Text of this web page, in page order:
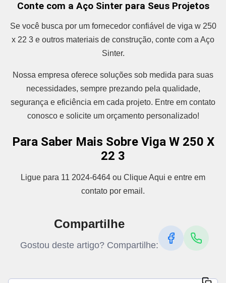
Conte com a Aço Sinter para Seus Projetos
Se você busca por um fornecedor confiável de viga w 250
x 22 3 e outros materiais de construção, conte com a Aço
Sinter.
Nossa empresa oferece soluções sob medida para suas
necessidades, sempre prezando pela qualidade,
segurança e eficiência em cada projeto. Entre em contato
conosco e solicite um orçamento personalizado!
Para Saber Mais Sobre Viga W 250 X
22 3
Ligue para 11 2024-6464 ou Clique Aqui e entre em
contato por email.
Compartilhe
Gostou deste artigo? Compartilhe: